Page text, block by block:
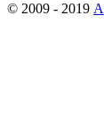
© 2009 - 2019